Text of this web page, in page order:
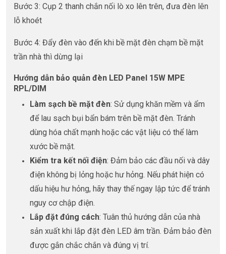
Bước 3: Cụp 2 thanh chắn nối lò xo lên trên, đưa đèn lên
lỗ khoét
Bước 4: Đẩy đèn vào đến khi bề mặt đèn chạm bề mặt
trần nhà thì dừng lại
Hướng dẫn bảo quản đèn LED Panel 15W MPE
RPL/DIM
Làm sạch bề mặt đèn: Sử dụng khăn mềm và ẩm
để lau sạch bụi bẩn bám trên bề mặt đèn. Tránh
dùng hóa chất mạnh hoặc các vật liệu có thể làm
xước bề mặt.
Kiểm tra kết nối điện: Đảm bảo các đầu nối và dây
điện không bị lỏng hoặc hư hỏng. Nếu phát hiện có
dấu hiệu hư hỏng, hãy thay thế ngay lập tức để tránh
nguy cơ chập điện.
Lắp đặt đúng cách: Tuân thủ hướng dẫn của nhà
sản xuất khi lắp đặt đèn LED âm trần. Đảm bảo đèn
được gắn chắc chắn và đúng vị trí.